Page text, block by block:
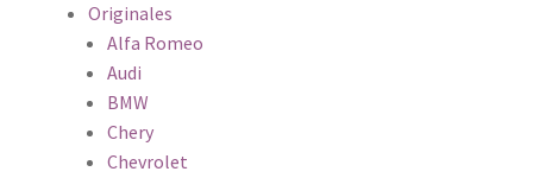
Originales
Alfa Romeo
Audi
BMW
Chery
Chevrolet